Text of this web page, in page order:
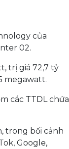
của
02.
trị giá 72,7 tỷ
megawatt.
các TTDL chứa
trong bối cảnh
Google,